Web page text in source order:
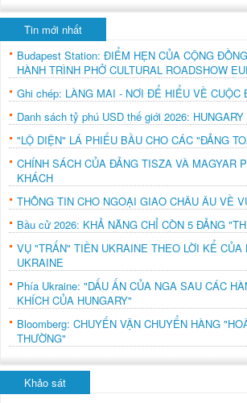
Tin mới nhất
Budapest Station: ĐIỂM HẸN CỦA CỘNG
HÀNH TRÌNH PHỞ CULTURAL ROADSHOW
Ghi chép: LÀNG MAI - NƠI ĐỂ HIỂU VỀ CUỘC
Danh sách tỷ phú USD thế giới 2026:
"LỘ DIỆN" LÁ PHIẾU BẦU CHO CÁC "ĐẢNG
CHÍNH SÁCH CỦA ĐẢNG TISZA VÀ MAGYAR
KHÁCH
THÔNG TIN CHO NGOẠI GIAO CHÂU ÂU VỀ
Bầu cử 2026: KHẢ NĂNG CHỈ CÒN 5 ĐẢNG
VỤ "TRẤN" TIỀN UKRAINE THEO LỜI KỂ CỦA
UKRAINE
Phía Ukraine: "DẤU ẤN CỦA NGA SAU CÁC
KHÍCH CỦA HUNGARY"
Bloomberg: CHUYẾN VẬN CHUYỂN HÀNG
THƯỜNG"
Khảo sát